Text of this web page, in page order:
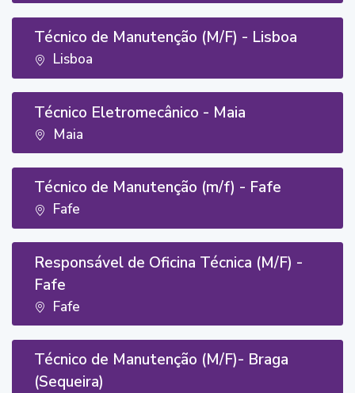
Técnico de Manutenção (M/F) - Lisboa
Lisboa
Técnico Eletromecânico - Maia
Maia
Técnico de Manutenção (m/f) - Fafe
Fafe
Responsável de Oficina Técnica (M/F) -
Fafe
Fafe
Técnico de Manutenção (M/F)- Braga
(Sequeira)